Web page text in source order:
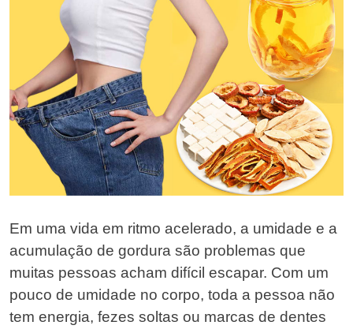
Em uma vida em ritmo acelerado, a umidade e a
acumulação de gordura são problemas que
muitas pessoas acham difícil escapar. Com um
pouco de umidade no corpo, toda a pessoa não
tem energia, fezes soltas ou marcas de dentes